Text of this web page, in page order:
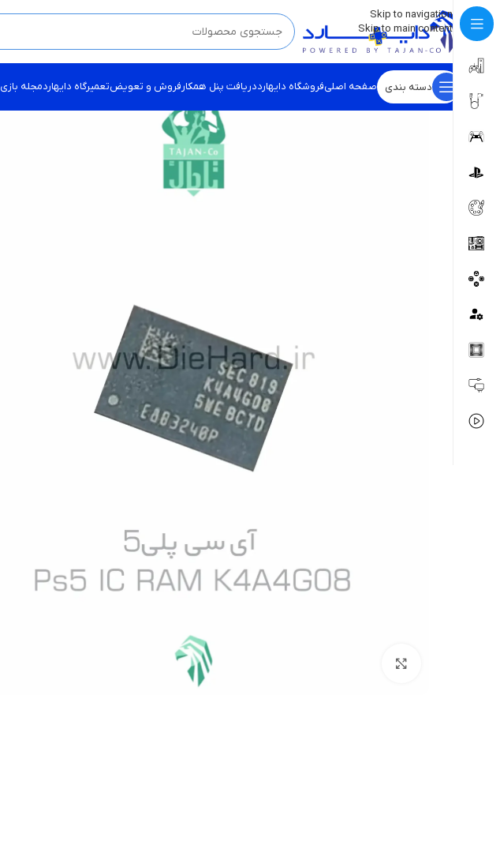
Skip to navigation
Skip to main content
💡برچسب و اسکین کنسول ها بروز شد . . . اینجا کیک کن !
دسته بندی صفحه اصلیفروشگاه دایهارددریافت پنل همکارفروش و تعویضتعمیرگاه دایهاردمجله بازی